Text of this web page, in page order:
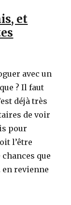
et
avec un
? Il faut
déjà très
de voir
pour
l’être
que
revienne